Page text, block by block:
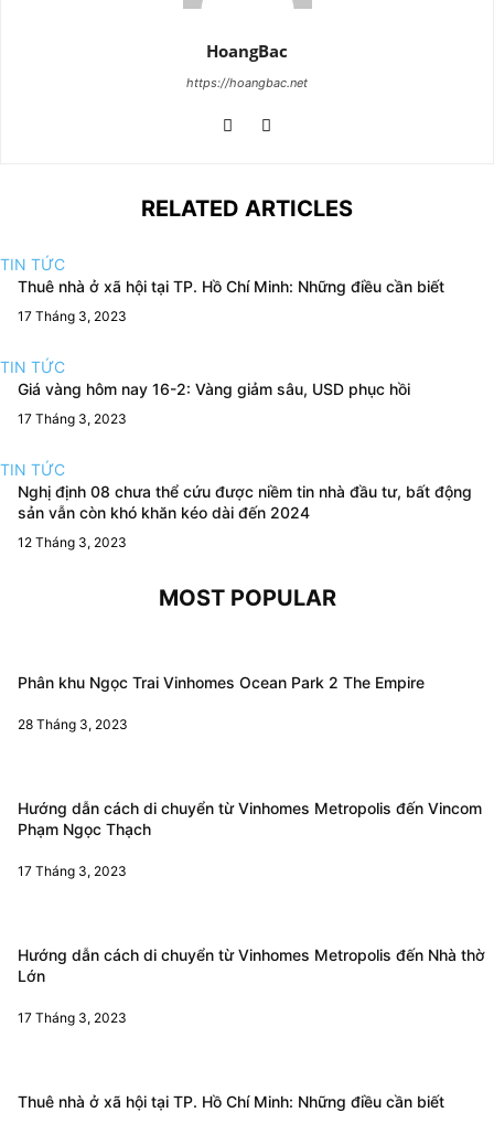
HoangBac
https://hoangbac.net
RELATED ARTICLES
TIN TỨC
Thuê nhà ở xã hội tại TP. Hồ Chí Minh: Những điều cần biết
17 Tháng 3, 2023
TIN TỨC
Giá vàng hôm nay 16-2: Vàng giảm sâu, USD phục hồi
17 Tháng 3, 2023
TIN TỨC
Nghị định 08 chưa thể cứu được niềm tin nhà đầu tư, bất động
sản vẫn còn khó khăn kéo dài đến 2024
12 Tháng 3, 2023
MOST POPULAR
Phân khu Ngọc Trai Vinhomes Ocean Park 2 The Empire
28 Tháng 3, 2023
Hướng dẫn cách di chuyển từ Vinhomes Metropolis đến Vincom
Phạm Ngọc Thạch
17 Tháng 3, 2023
Hướng dẫn cách di chuyển từ Vinhomes Metropolis đến Nhà thờ
Lớn
17 Tháng 3, 2023
Thuê nhà ở xã hội tại TP. Hồ Chí Minh: Những điều cần biết